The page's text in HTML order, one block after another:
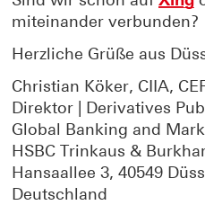
miteinander verbunden?
Herzliche Grüße aus
Christian Köker, CIIA,
Direktor | Derivatives
Global Banking and
HSBC Trinkaus &
Hansaallee 3, 40549
Deutschland